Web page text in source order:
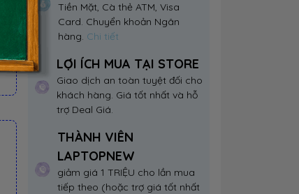
Tiền Mặt, Cà thẻ ATM, Visa
Card. Chuyển khoản Ngân
hàng. Chi tiết
LỢI ÍCH MUA TẠI STORE
Giao dịch an toàn tuyệt đối cho
khách hàng. Giá tốt nhất và hỗ
trợ Deal Giá.
THÀNH VIÊN
LAPTOPNEW
giảm giá 1 TRIỆU cho lần mua
tiếp theo (hoặc trợ giá tốt nhất